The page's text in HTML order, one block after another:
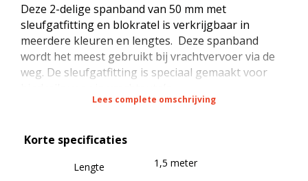
Deze 2-delige spanband van 50 mm met
sleufgatfitting en blokratel is verkrijgbaar in
meerdere kleuren en lengtes. Deze spanband
wordt het meest gebruikt bij vrachtvervoer via de
weg. De sleufgatfitting is speciaal gemaakt voor
rondsjorren (omsnoeren), een sterkte van 1000
daN bij kopsjorren (diagonaal sjorren) en een
sterkte van 225 daN (STF) bij kracht zekeren
Lees complete omschrijving
Korte specificaties
Lengte 1,5 meter